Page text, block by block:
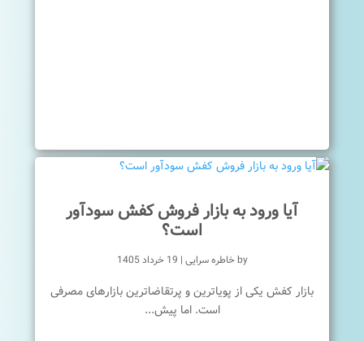
آیا ورود به بازار فروش کفش سودآور
است؟
byخاطره سرایی | 19 خرداد 1405
بازار کفش یکی از پویاترین و پرتقاضاترین بازارهای مصرفی
است. اما پیش...